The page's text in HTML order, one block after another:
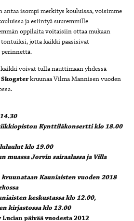
antaa isompi merkitys kouluissa, voisimme
ja esiintyä suuremmille
oppilaita voitaisiin ottaa mukaan
jotta kaikki pääsisivät
perinnettä.
voivat tulla nauttimaan yhdessä
kruunaa Vilma Mannisen vuoden
Kynttiläkonsertti klo 18.00
klo 19.00
muassa Jorvin sairaalassa ja Villa
Kauniaisten vuoden 2018
keskustassa klo 12.00,
kirjastossa klo 13.00
päivää vuodesta 2012